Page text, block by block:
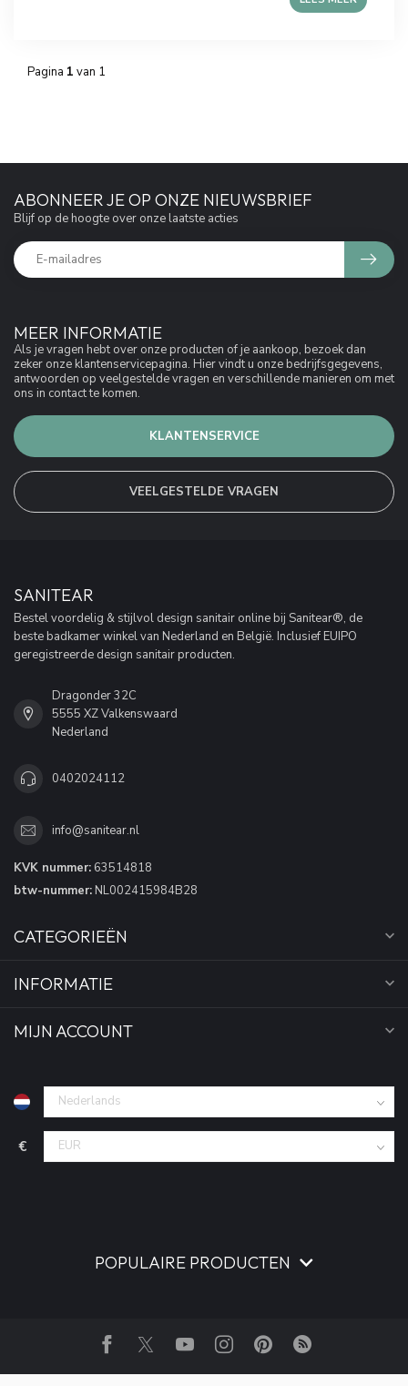
Pagina 1 van 1
MEER INFORMATIE
Als je vragen hebt over onze producten of je aankoop, bezoek dan
zeker onze klantenservicepagina. Hier vindt u onze bedrijfsgegevens,
antwoorden op veelgestelde vragen en verschillende manieren om met
ons in contact te komen.
KLANTENSERVICE
VEELGESTELDE VRAGEN
ABONNEER JE OP ONZE NIEUWSBRIEF
Blijf op de hoogte over onze laatste acties
SANITEAR
Bestel voordelig & stijlvol design sanitair online bij Sanitear®, de
beste badkamer winkel van Nederland en België. Inclusief EUIPO
geregistreerde design sanitair producten.
Dragonder 32C
5555 XZ Valkenswaard
Nederland
0402024112
info@sanitear.nl
KVK nummer: 63514818
btw-nummer: NL002415984B28
CATEGORIEËN
INFORMATIE
MIJN ACCOUNT
€
POPULAIRE PRODUCTEN